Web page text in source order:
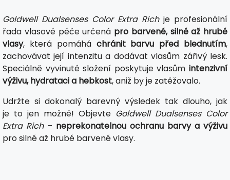
Goldwell Dualsenses Color Extra Richje profesionální
řada vlasové péče určená pro barvené, silné až hrubé
vlasy, která pomáhá chránit barvu před blednutím,
zachovávat její intenzitu a dodávat vlasům zářivý lesk.
Speciálně vyvinuté složení poskytuje vlasům intenzivní
výživu, hydrataci a hebkost, aniž by je zatěžovalo.
Udržte si dokonalý barevný výsledek tak dlouho, jak
je to jen možné! Objevte Goldwell Dualsenses Color
Extra Rich– neprekonatelnou ochranu barvy a výživu
pro silné až hrubé barvené vlasy.